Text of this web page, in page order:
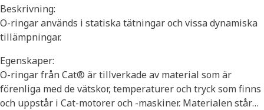
Beskrivning:
O-ringar används i statiska tätningar och vissa dynamiska
tillämpningar.
Egenskaper:
O-ringar från Cat® är tillverkade av material som är
förenliga med de vätskor, temperaturer och tryck som finns
och uppstår i Cat-motorer och -maskiner. Materialen står